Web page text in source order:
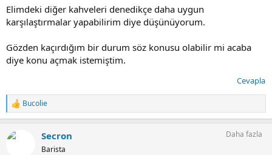
Elimdeki diğer kahveleri denedikçe daha uygun
karşılaştırmalar yapabilirim diye düşünüyorum.
Gözden kaçırdığım bir durum söz konusu olabilir mi acaba
diye konu açmak istemiştim.
Cevapla
T
e
k
Bucolie
Secron
Barista
Daha fazla